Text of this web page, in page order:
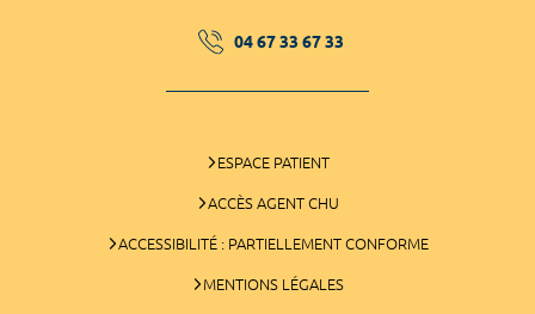
04 67 33 67 33
ESPACE PATIENT
ACCÈS AGENT CHU
ACCESSIBILITÉ : PARTIELLEMENT CONFORME
MENTIONS LÉGALES